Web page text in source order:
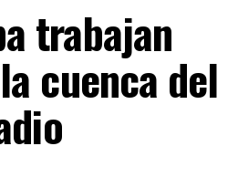
trabajan
cuenca del